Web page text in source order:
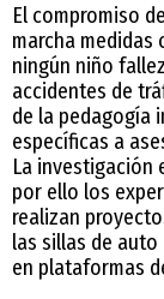
El compromiso
marcha medidas
ningún niño
accidentes de
de la pedagogía
específicas a
La investigación
por ello los
realizan
las sillas de auto
en plataformas